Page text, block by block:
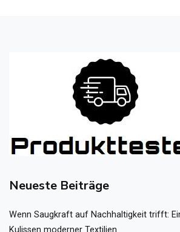
Neueste Beiträge
Wenn Saugkraft auf Nachhaltigkeit trifft:
Kulissen moderner Textilien